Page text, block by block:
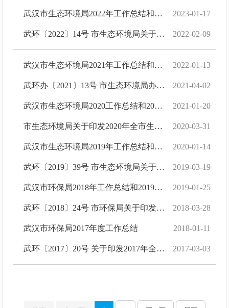
武汉市生态环境局2022年工作总结和2023年工作安排 2023-01-17
武环〔2022〕14号 市生态环境局关于印发2022年全市生态环境工作要点的通知 2022-02-09
武汉市生态环境局2021年工作总结和2022年工作安排 2022-01-13
武环办〔2021〕13号 市生态环境局办公室关于印发《武汉市2021年生态环境执法工作计划》的通知 2021-04-02
武汉市生态环境局2020工作总结和2021年工作安排 2021-01-20
市生态环境局关于印发2020年全市生态环境工作要点的通知 2020-03-31
武汉市生态环境局2019年工作总结和2020年工作安排 2020-01-14
武环〔2019〕39号 市生态环境局关于印发2019年全市生态环境工作要点的通知 2019-03-19
武汉市环保局2018年工作总结和2019年工作安排 2019-01-25
武环〔2018〕24号 市环保局关于印发2018年全市环境保护工作要点的通知 2018-03-28
武汉市环保局2017年度工作总结 2018-01-11
武环〔2017〕20号 关于印发2017年全市环境保护工作要点的通知 2017-03-03